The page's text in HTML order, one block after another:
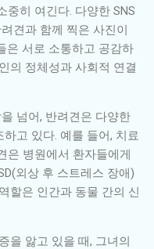
중히 여긴다. 다양한 SNS
견과 함께 찍은 사진이
은 서로 소통하고 공감하
의 정체성과 사회적 연결
넘어, 반려견은 다양한
고 있다. 예를 들어, 치료
은 병원에서 환자들에게
외상 후 스트레스 장애)
할은 인간과 동물 간의 신
을 앓고 있을 때, 그녀의